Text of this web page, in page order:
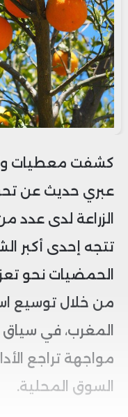
كشفت معطيات
عبري حديث عن
الزراعة لدى عدد
تتجه إحدى أكبر
الحمضيات نحو
من خلال توسيع
المغرب، في سياق
مواجهة تراجع
السوق المحلية.